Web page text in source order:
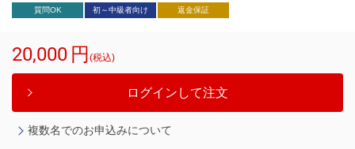
質問OK 初～中級者向け 返金保証
20,000 円 (税込)
ログインして注文
複数名でのお申込みについて